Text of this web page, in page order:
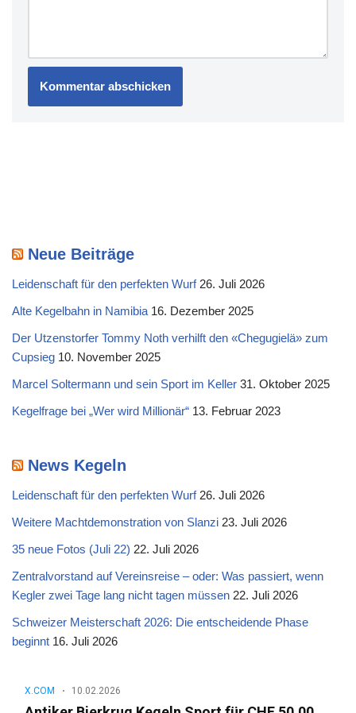
Neue Beiträge
Leidenschaft für den perfekten Wurf 26. Juli 2026
Alte Kegelbahn in Namibia 16. Dezember 2025
Der Utzenstorfer Tommy Noth verhilft den «Chegugielä» zum
Cupsieg 10. November 2025
Marcel Soltermann und sein Sport im Keller 31. Oktober 2025
Kegelfrage bei „Wer wird Millionär“ 13. Februar 2023
News Kegeln
Leidenschaft für den perfekten Wurf 26. Juli 2026
Weitere Machtdemonstration von Slanzi 23. Juli 2026
35 neue Fotos (Juli 22) 22. Juli 2026
Zentralvorstand auf Vereinsreise – oder: Was passiert, wenn
Kegler zwei Tage lang nicht tagen müssen 22. Juli 2026
Schweizer Meisterschaft 2026: Die entscheidende Phase
beginnt 16. Juli 2026